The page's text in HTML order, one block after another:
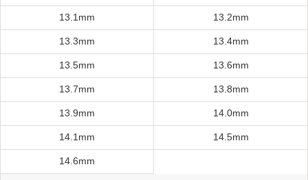
13.1mm 13.2mm
13.3mm 13.4mm
13.5mm 13.6mm
13.7mm 13.8mm
13.9mm 14.0mm
14.1mm 14.5mm
14.6mm